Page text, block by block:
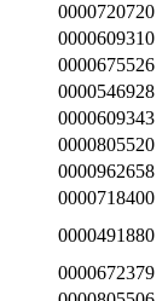
0000720720
0000609310
0000675526
0000546928
0000609343
0000805520
0000962658
0000718400
0000491880
0000672379